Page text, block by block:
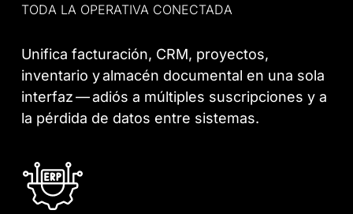
TODA LA OPERATIVA CONECTADA
Unifica facturación, CRM, proyectos,
inventario y almacén documental en una sola
interfaz — adiós a múltiples suscripciones y a
la pérdida de datos entre sistemas.